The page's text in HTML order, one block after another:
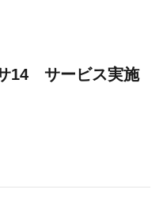
14 サービス実施